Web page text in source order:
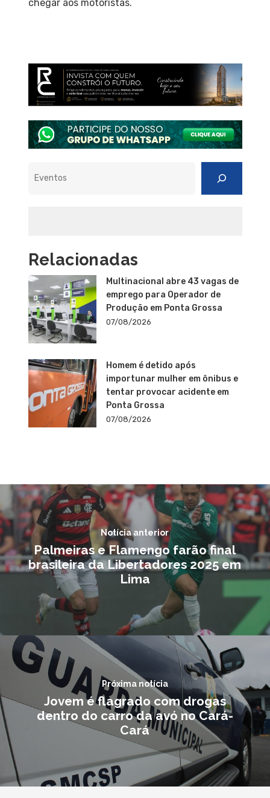
chegar aos motoristas.
Relacionadas
Multinacional abre 43 vagas de
emprego para Operador de
Produção em Ponta Grossa
07/08/2026
Homem é detido após
importunar mulher em ônibus e
tentar provocar acidente em
Ponta Grossa
07/08/2026
Notícia anterior
Palmeiras e Flamengo farão final
brasileira da Libertadores 2025 em
Lima
Próxima notícia
Jovem é flagrado com drogas
dentro do carro da avó no Cará-
Cará